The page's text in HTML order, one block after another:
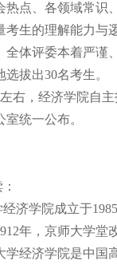
热点、各领域常识
考生的理解能力与
全体评委本着严谨
选拔出30名考生。
右，经济学院自
统一公布。
经济学院成立于
年，京师大学堂
学经济学院是中国